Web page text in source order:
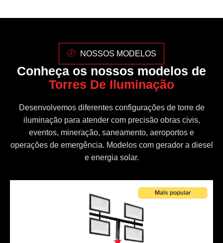
NOSSOS MODELOS
Conheça os nossos modelos de
Torres De Iluminação
Desenvolvemos diferentes configurações de torre de
iluminação para atender com precisão obras civis,
eventos, mineração, saneamento, aeroportos e
operações de emergência. Modelos com gerador a diesel
e energia solar.